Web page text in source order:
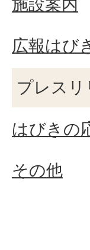
施設案内
広報はび
プレスリ
はびきの
その他